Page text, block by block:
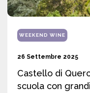
WEEKEND WINE
26 Settembre 2025
Castello di
scuola con